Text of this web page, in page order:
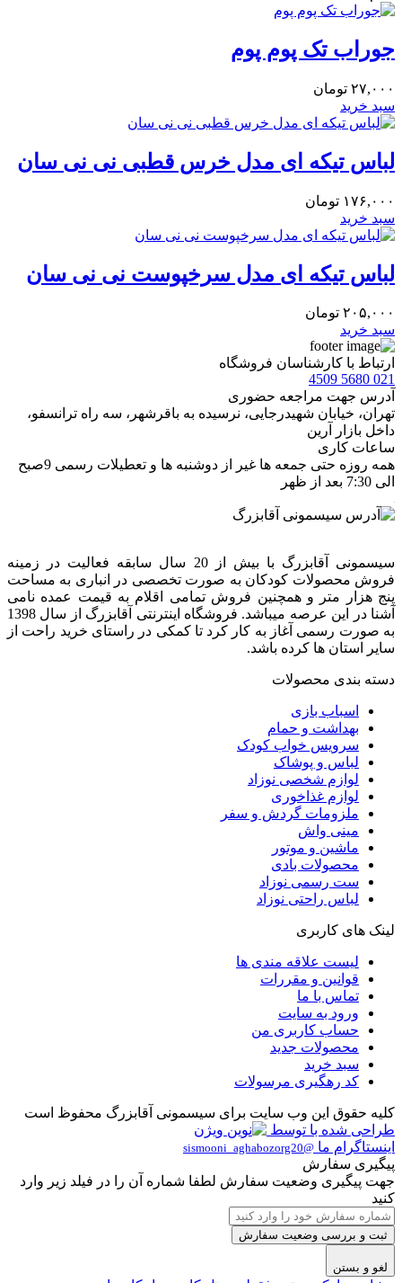
جوراب تک پوم پوم
۲۷,۰۰۰ تومان
سبد خرید
لباس تیکه ای مدل خرس قطبی نی نی سان
۱۷۶,۰۰۰ تومان
سبد خرید
لباس تیکه ای مدل سرخپوست نی نی سان
۲۰۵,۰۰۰ تومان
سبد خرید
ارتباط با کارشناسان فروشگاه
021 5680 4509
آدرس جهت مراجعه حضوری
تهران، خيابان شهيدرجايى، نرسیده به باقرشهر، سه راه ترانسفو،
داخل بازار آرین
ساعات کاری
همه روزه حتی جمعه ها غیر از دوشنبه ها و تعطیلات رسمی 9صبح
الی 7:30 بعد از ظهر
سیسمونی آقابزرگ با بیش از 20 سال سابقه فعالیت در زمینه
فروش محصولات کودکان به صورت تخصصی در انباری به مساحت
پنج هزار متر و همچنین فروش تمامی اقلام به قیمت عمده نامی
آشنا در این عرصه میباشد. فروشگاه اینترنتی آقابزرگ از سال 1398
به صورت رسمی آغاز به کار کرد تا کمکی در راستای خرید راحت از
سایر استان ها کرده باشد.
دسته بندی محصولات
اسباب بازی
بهداشت و حمام
سرویس خواب کودک
لباس و پوشاک
لوازم شخصی نوزاد
لوازم غذاخوری
ملزومات گردش و سفر
مینی واش
ماشین و موتور
محصولات بادی
ست رسمی نوزاد
لباس راحتی نوزاد
لینک های کاربری
لیست علاقه مندی ها
قوانین و مقررات
تماس با ما
ورود به سایت
حساب کاربری من
محصولات جدید
سبد خرید
کد رهگیری مرسولات
کلیه حقوق این وب سایت برای سیسمونی آقابزرگ محفوظ است
طراحی شده با توسط
اینستاگرام ما @sismooni_aghabozorg20
پیگیری سفارش
جهت پیگیری وضعیت سفارش لطفا شماره آن را در فیلد زیر وارد
کنید
ثبت و بررسی وضعیت سفارش
لغو و بستن